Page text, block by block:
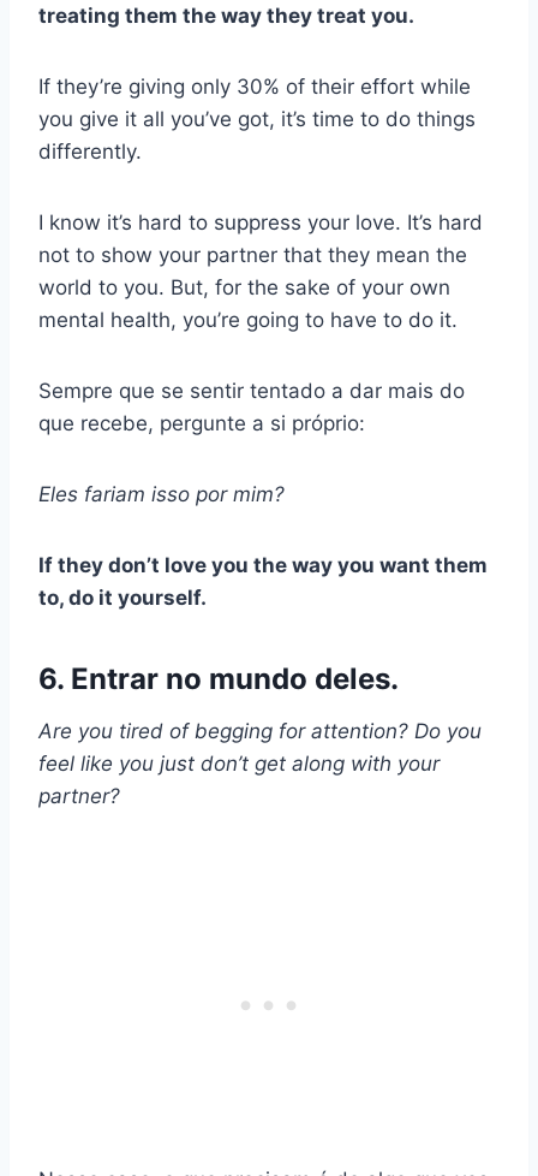
treating them the way they treat you.
If they’re giving only 30% of their effort while
you give it all you’ve got, it’s time to do things
differently.
I know it’s hard to suppress your love. It’s hard
not to show your partner that they mean the
world to you. But, for the sake of your own
mental health, you’re going to have to do it.
Sempre que se sentir tentado a dar mais do
que recebe, pergunte a si próprio:
Eles fariam isso por mim?
If they don’t love you the way you want them
to, do it yourself.
6. Entrar no mundo deles.
Are you tired of begging for attention? Do you
feel like you just don’t get along with your
partner?